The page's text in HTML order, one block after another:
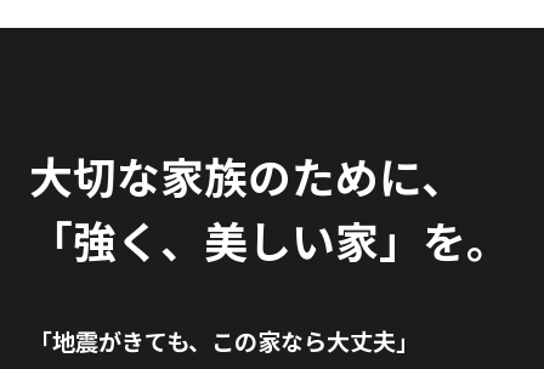
大切な家族のために、
「強く、美しい家」を。
「地震がきても、この家なら大丈夫」